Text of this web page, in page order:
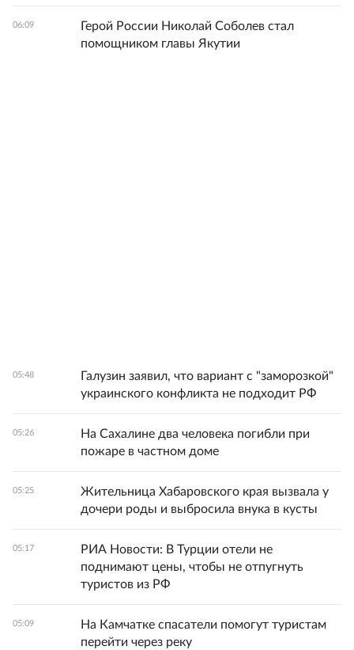
06:09
Герой России Николай Соболев стал
помощником главы Якутии
05:48
Галузин заявил, что вариант с "заморозкой"
украинского конфликта не подходит РФ
05:26
На Сахалине два человека погибли при
пожаре в частном доме
05:25
Жительница Хабаровского края вызвала у
дочери роды и выбросила внука в кусты
05:17
РИА Новости: В Турции отели не
поднимают цены, чтобы не отпугнуть
туристов из РФ
05:09
На Камчатке спасатели помогут туристам
перейти через реку